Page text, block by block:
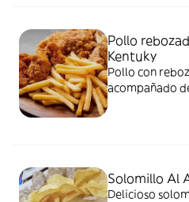
Pollo
Kentuky
Pollo con
acompañado
Solomillo Al
Delicioso